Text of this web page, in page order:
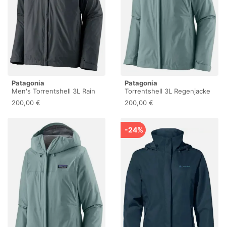
Patagonia
Men's Torrentshell 3L Rain
Jacket - Regenjacke
200,00 €
Patagonia
Torrentshell 3L Regenjacke
Damen blau
200,00 €
-24%